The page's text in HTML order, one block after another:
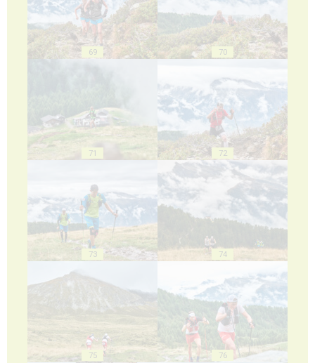
69 70
71 72
73 74
75 76